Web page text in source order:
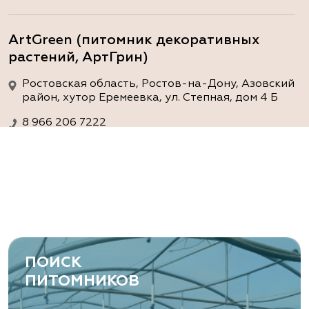
ArtGreen (питомник декоративных
растений, АртГрин)
Ростовская область, Ростов-на-Дону, Азовский
район, хутор Еремеевка, ул. Степная, дом 4 Б
8 966 206 7222
Ростовская область, Ростов-на-Дону,
Левобережная ул, дом № 37
8 966 206 7222
www.art-green.ru
ПОИСК
ПИТОМНИКОВ